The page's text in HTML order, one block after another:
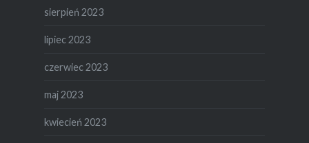
sierpień 2023
lipiec 2023
czerwiec 2023
maj 2023
kwiecień 2023